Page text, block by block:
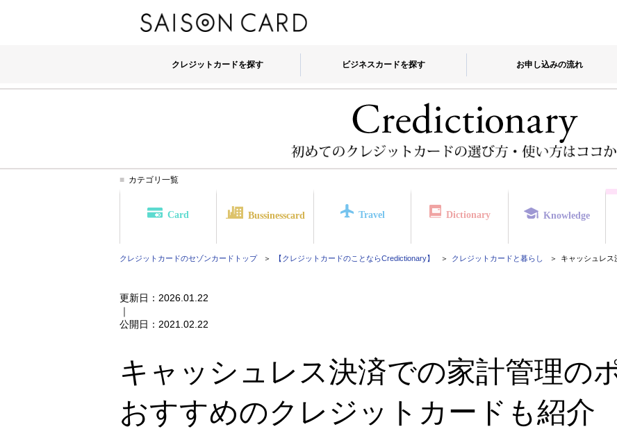
クレジットカードを探す ビジネスカードを探す お申し込みの流れ
カテゴリ一覧
Card Bussinesscard Travel Dictionary Knowledge
クレジットカードのセゾンカード トップ 【クレジットカードのことならCredictionary】 クレジットカードと暮らし キャッシュレス
更新日： 2026.01.22
｜
公開日： 2021.02.22
キャッシュレス決済での家計管理の
おすすめのクレジットカードも紹介